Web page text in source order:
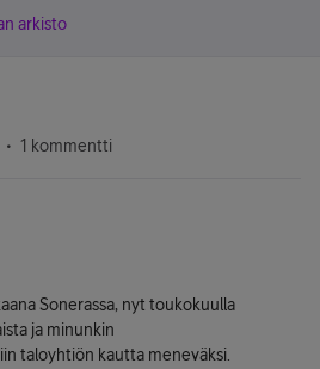
arkisto
1 kommentti
Sonerassa, nyt toukokuulla
ja minunkin
taloyhtiön kautta meneväksi.